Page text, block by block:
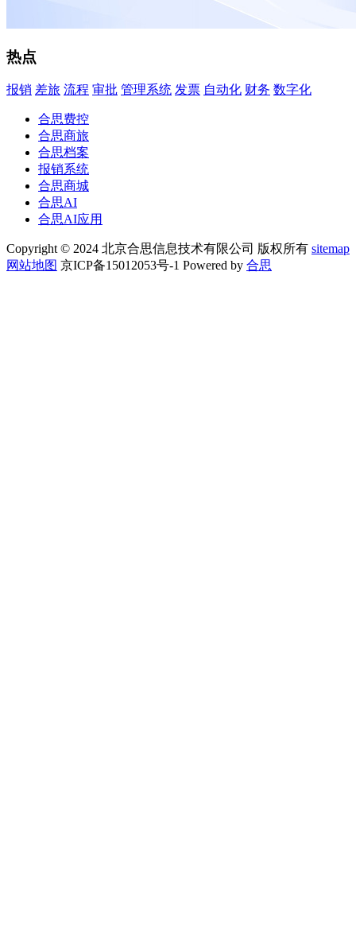
热点
报销 差旅 流程 审批 管理系统 发票 自动化 财务 数字化
合思费控
合思商旅
合思档案
报销系统
合思商城
合思AI
合思AI应用
Copyright © 2024 北京合思信息技术有限公司 版权所有 sitemap
网站地图 京ICP备15012053号-1 Powered by 合思